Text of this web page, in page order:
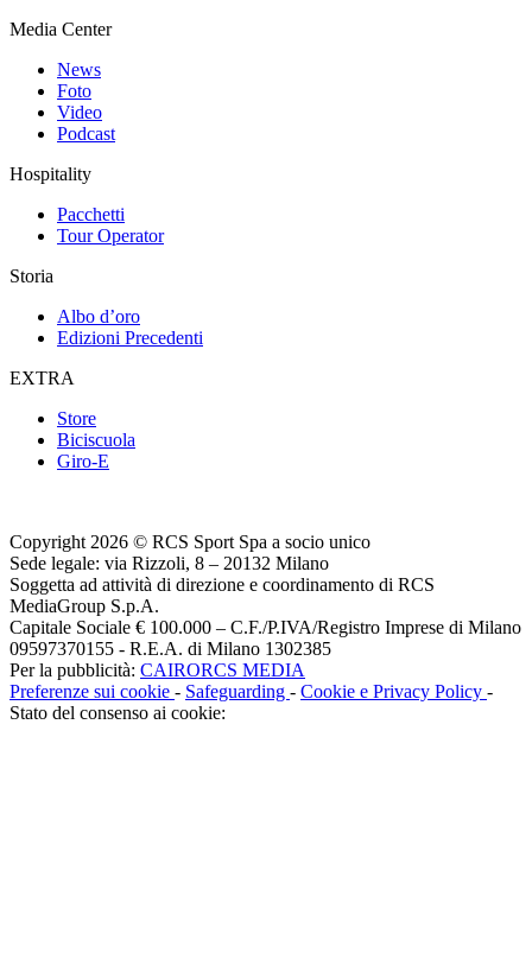
Media Center
News
Foto
Video
Podcast
Hospitality
Pacchetti
Tour Operator
Storia
Albo d’oro
Edizioni Precedenti
EXTRA
Store
Biciscuola
Giro-E
Copyright 2026 © RCS Sport Spa a socio unico
Sede legale: via Rizzoli, 8 – 20132 Milano
Soggetta ad attività di direzione e coordinamento di RCS
MediaGroup S.p.A.
Capitale Sociale € 100.000 – C.F./P.IVA/Registro Imprese di Milano
09597370155 - R.E.A. di Milano 1302385
Per la pubblicità: CAIRORCS MEDIA
Preferenze sui cookie - Safeguarding - Cookie e Privacy Policy -
Stato del consenso ai cookie: